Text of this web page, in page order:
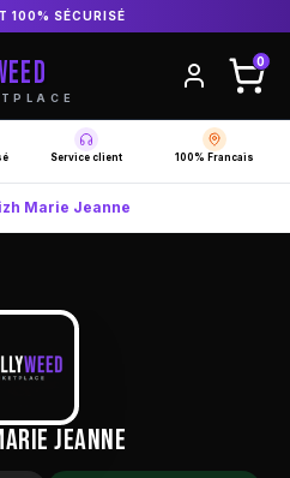
FRANÇAIS
0
Service client 100% Francais
Marie Jeanne
Jeanne